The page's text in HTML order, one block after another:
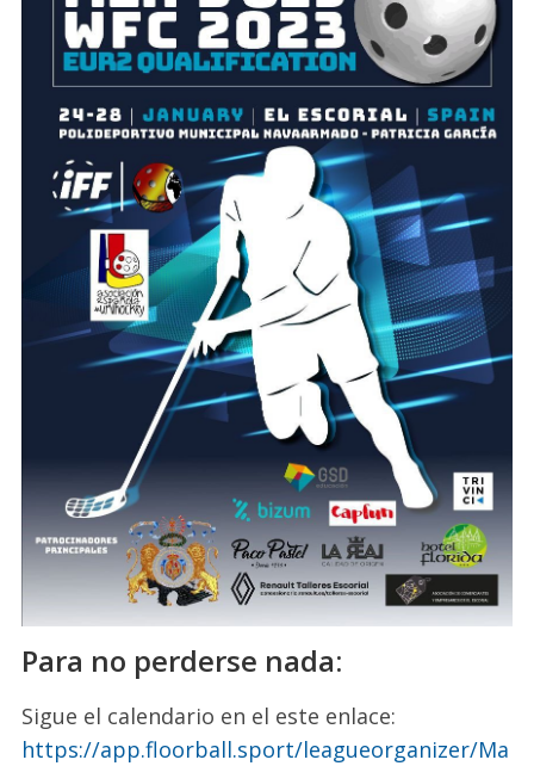
Para no perderse nada:
Sigue el calendario en el este enlace:
https://app.floorball.sport/leagueorganizer/Ma